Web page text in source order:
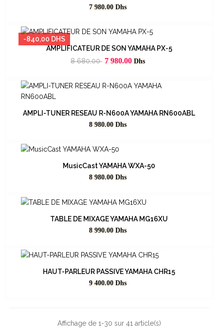
Prix
7 980.00 Dhs
-840,00 DHS
AMPLIFICATEUR DE SON YAMAHA PX-5
Prix
8 680,00 Prix
7 980.00 Dhs
AMPLI-TUNER RESEAU R-N600A YAMAHA RN600ABL
Prix
8 980.00 Dhs
MusicCast YAMAHA WXA-50
Prix
8 980.00 Dhs
TABLE DE MIXAGE YAMAHA MG16XU
Prix
8 990.00 Dhs
HAUT-PARLEUR PASSIVE YAMAHA CHR15
Prix
9 400.00 Dhs
Affichage de 1-30 sur 41 article(s)